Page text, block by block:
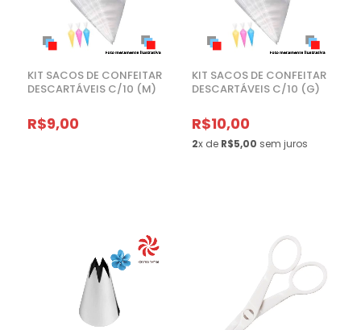
KIT SACOS DE CONFEITAR
DESCARTÁVEIS C/10 (M)
R$9,00
KIT SACOS DE CONFEITAR
DESCARTÁVEIS C/10 (G)
R$10,00
2x de R$5,00 sem juros